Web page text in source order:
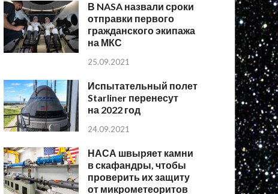
В NASA назвали сроки
отправки первого
гражданского экипажа
на МКС
25.09.2021
Испытательный полет
Starliner перенесут
на 2022 год
24.09.2021
НАСА швыряет камни
в скафандры, чтобы
проверить их защиту
от микрометеоритов